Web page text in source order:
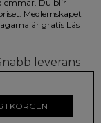
med. På
fluorescerande
Du blir
Medlemskapet
är gratis Läs
leverans
I KORGEN